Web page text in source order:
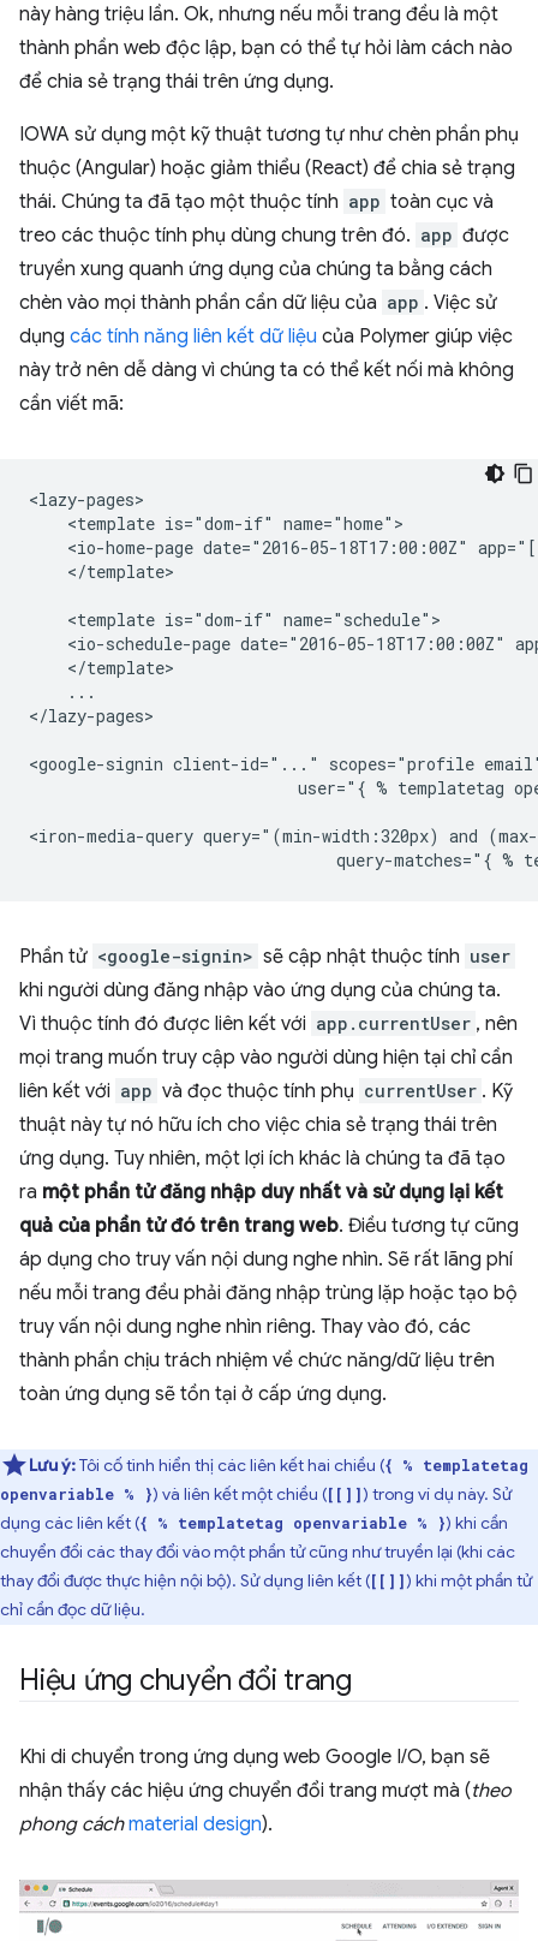
này hàng triệu lần. Ok, nhưng nếu mỗi trang đều là một
thành phần web độc lập, bạn có thể tự hỏi làm cách nào
để chia sẻ trạng thái trên ứng dụng.
IOWA sử dụng một kỹ thuật tương tự như chèn phần phụ
thuộc (Angular) hoặc giảm thiểu (React) để chia sẻ trạng
thái. Chúng ta đã tạo một thuộc tính app toàn cục và
treo các thuộc tính phụ dùng chung trên đó. app được
truyền xung quanh ứng dụng của chúng ta bằng cách
chèn vào mọi thành phần cần dữ liệu của app . Việc sử
dụng các tính năng liên kết dữ liệu của Polymer giúp việc
này trở nên dễ dàng vì chúng ta có thể kết nối mà không
cần viết mã:
<lazy-pages>
    <template is="dom-if" name="home">
<io-home-page date="2016-05-18T17:00:00Z"
    </template>
    <template is="dom-if" name="schedule">
<io-schedule-page date="2016-05-18T17:00:00Z"
    </template>
    ...
</lazy-pages>
<google-signin client-id="..." scopes="profile
user="{ % templatetag
<iron-media-query query="(min-width:320px) and
Phần tử <google-signin> sẽ cập nhật thuộc tính user
khi người dùng đăng nhập vào ứng dụng của chúng ta.
Vì thuộc tính đó được liên kết với app.currentUser , nên
mọi trang muốn truy cập vào người dùng hiện tại chỉ cần
liên kết với app và đọc thuộc tính phụ currentUser . Kỹ
thuật này tự nó hữu ích cho việc chia sẻ trạng thái trên
ứng dụng. Tuy nhiên, một lợi ích khác là chúng ta đã tạo
ra một phần tử đăng nhập duy nhất và sử dụng lại kết
quả của phần tử đó trên trang web. Điều tương tự cũng
áp dụng cho truy vấn nội dung nghe nhìn. Sẽ rất lãng phí
nếu mỗi trang đều phải đăng nhập trùng lặp hoặc tạo bộ
truy vấn nội dung nghe nhìn riêng. Thay vào đó, các
thành phần chịu trách nhiệm về chức năng/dữ liệu trên
toàn ứng dụng sẽ tồn tại ở cấp ứng dụng.
Lưu ý:Tôi cố tình hiển thị các liên kết hai chiều ({ % templatetag
openvariable % }) và liên kết một chiều ([[]]) trong ví dụ này. Sử
dụng các liên kết ({ % templatetag openvariable % }) khi cần
chuyển đổi các thay đổi vào một phần tử cũng như truyền lại (khi các
thay đổi được thực hiện nội bộ). Sử dụng liên kết ([[]]) khi một phần tử
chỉ cần đọc dữ liệu.
Hiệu ứng chuyển đổi trang
Khi di chuyển trong ứng dụng web Google I/O, bạn sẽ
nhận thấy các hiệu ứng chuyển đổi trang mượt mà (theo
phong cách material design).